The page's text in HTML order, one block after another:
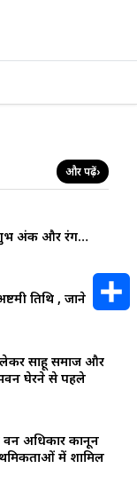
और पढ़ें›
अंक और रंग…
तिथि , जाने
लेकर साहू समाज और
घेरने से पहले
अधिकार कानून
में शामिल
h
r